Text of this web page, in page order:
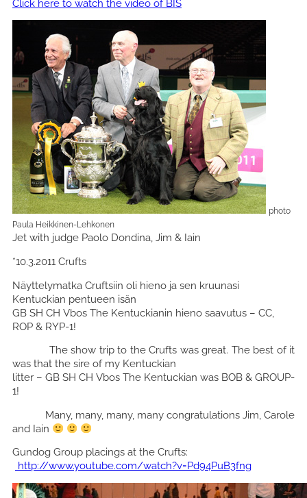
Click here to watch the video of BIS
photo
Paula Heikkinen-Lehkonen
Jet with judge Paolo Dondina, Jim & Iain
*10.3.2011 Crufts
Näyttelymatka Cruftsiin oli hieno ja sen kruunasi
Kentuckian pentueen isän
GB SH CH Vbos The Kentuckianin hieno saavutus – CC,
ROP & RYP-1!
The show trip to the Crufts was great. The best of it
was that the sire of my Kentuckian
litter – GB SH CH Vbos The Kentuckian was BOB & GROUP-
1!
Many, many, many, many congratulations Jim, Carole
and Iain
Gundog Group placings at the Crufts:
http://www.youtube.com/watch?v=Pd94PuB3fng